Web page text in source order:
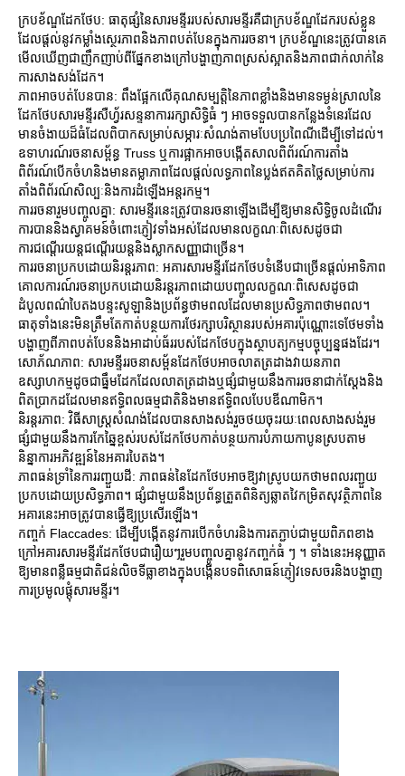
ក្របខ័ណ្ឌដែកថែប: ធាតុផ្សំនៃសារមន្ទីររបស់សារមន្ទីរគឺជាក្របខ័ណ្ឌដែករបស់ខ្លួន
ដែលផ្តល់នូវកម្លាំងស្ថេរភាពនិងភាពបត់បែនក្នុងការរចនា។ ក្របខ័ណ្ឌនេះត្រូវបានគេ
មើលឃើញជាញឹកញាប់ពីផ្នែកខាងក្រៅបង្ហាញភាពស្រស់ស្អាតនិងភាពជាក់លាក់នៃ
ការសាងសង់ដែក។
ភាពអាចបត់បែនបាន: ពឹងផ្អែកលើគុណសម្បត្តិនៃភាពខ្លាំងនិងមានទម្ងន់ស្រាលនៃ
ដែកថែបសារមន្ទីរសឺហ្វ័រសន្ទនាការរក្សាសិទ្ធិធំ ៗ អាចទទួលបានកន្លែងទំនេរដែល
មានចំងាយដ៏ធំដែលពិបាកសម្រាប់សម្ភារៈសំណង់តាមបែបប្រពៃណីដើម្បីទៅដល់។
ឧទាហរណ៍រចនាសម្ព័ន្ធ Truss ឬការផ្អាកអាចបង្កើតសាលពិព័រណ៍ការតាំង
ពិព័រណ៍បើកចំហនិងមានតម្លាភាពដែលផ្តល់លទ្ធភាពនៃប្លង់ឥតគិតថ្លៃសម្រាប់ការ
តាំងពិព័រណ៍សិល្បៈនិងការដំឡើងអន្តរកម្ម។
ការរចនារួមបញ្ចូលគ្នា: សារមន្ទីរនេះត្រូវបានរចនាឡើងដើម្បីឱ្យមានសិទ្ធិចូលដំណើរ
ការបាននិងស្វាគមន៍ចំពោះភ្ញៀវទាំងអស់ដែលមានលក្ខណៈពិសេសដូចជា
ការជណ្តើរយន្តជណ្តើរយន្តនិងស្លាកសញ្ញាជាច្រើន។
ការរចនាប្រកបដោយនិរន្តរភាព: អគារសារមន្ទីរដែកថែបទំនើបជាច្រើនផ្តល់អាទិភាព
គោលការណ៍រចនាប្រកបដោយនិរន្តរភាពដោយបញ្ចូលលក្ខណៈពិសេសដូចជា
ដំបូលពណ៌បៃតងបន្ទះសូឡានិងប្រព័ន្ធថាមពលដែលមានប្រសិទ្ធភាពថាមពល។
ធាតុទាំងនេះមិនត្រឹមតែកាត់បន្ថយការថែរក្សាបរិស្ថានរបស់អគារប៉ុណ្ណោះទេថែមទាំង
បង្ហាញពីភាពបត់បែននិងអាដាប់ធ័ររបស់ដែកថែបក្នុងស្ថាបត្យកម្មបច្ចុប្បន្នផងដែរ។
សោភ័ណភាព: សារមន្ទីររចនាសម្ព័នដែកថែបអាចលាតត្រដាងវាយនភាព
ឧស្សាហកម្មដូចជាធ្នឹមដែកដែលលាតត្រដាងឬផ្សំជាមួយនឹងការរចនាជាក់ស្តែងនិង
ពិតប្រាកដដែលមានឥទ្ធិពលធម្មជាតិនិងមានឥទ្ធិពលបែបឌីណាមិក។
និរន្តរភាព: វិធីសាស្រ្តសំណង់ដែលបានសាងសង់រួចថយចុះរយៈពេលសាងសង់រួម
ផ្សំជាមួយនឹងការកែឆ្នៃខ្ពស់របស់ដែកថែបកាត់បន្ថយការបំភាយកាបូនស្របតាម
និន្នាការអភិវឌ្ឍន៍នៃអគារបៃតង។
ភាពធន់ទ្រាំនៃការរញ្ជួយដី: ភាពធន់នៃដែកថែបអាចឱ្យវាស្រូបយកថាមពលរញ្ជួយ
ប្រកបដោយប្រសិទ្ធភាព។ ផ្សំជាមួយនឹងប្រព័ន្ធត្រួតពិនិត្យឆ្លាតវៃកម្រិតសុវត្ថិភាពនៃ
អគារនេះអាចត្រូវបានធ្វើឱ្យប្រសើរឡើង។
កញ្ចក់ Flaccades: ដើម្បីបង្កើតនូវការបើកចំហរនិងការតភ្ជាប់ជាមួយពិភពខាង
ក្រៅអគារសារមន្ទីរដែកថែបជារឿយៗរួមបញ្ចូលគ្នានូវកញ្ចក់ធំ ៗ ។ ទាំងនេះអនុញ្ញាត
ឱ្យមានពន្លឺធម្មជាតិជន់លិចទីធ្លាខាងក្នុងបង្កើនបទពិសោធន៍ភ្ញៀវទេសចរនិងបង្ហាញ
ការប្រមូលផ្តុំសារមន្ទីរ។